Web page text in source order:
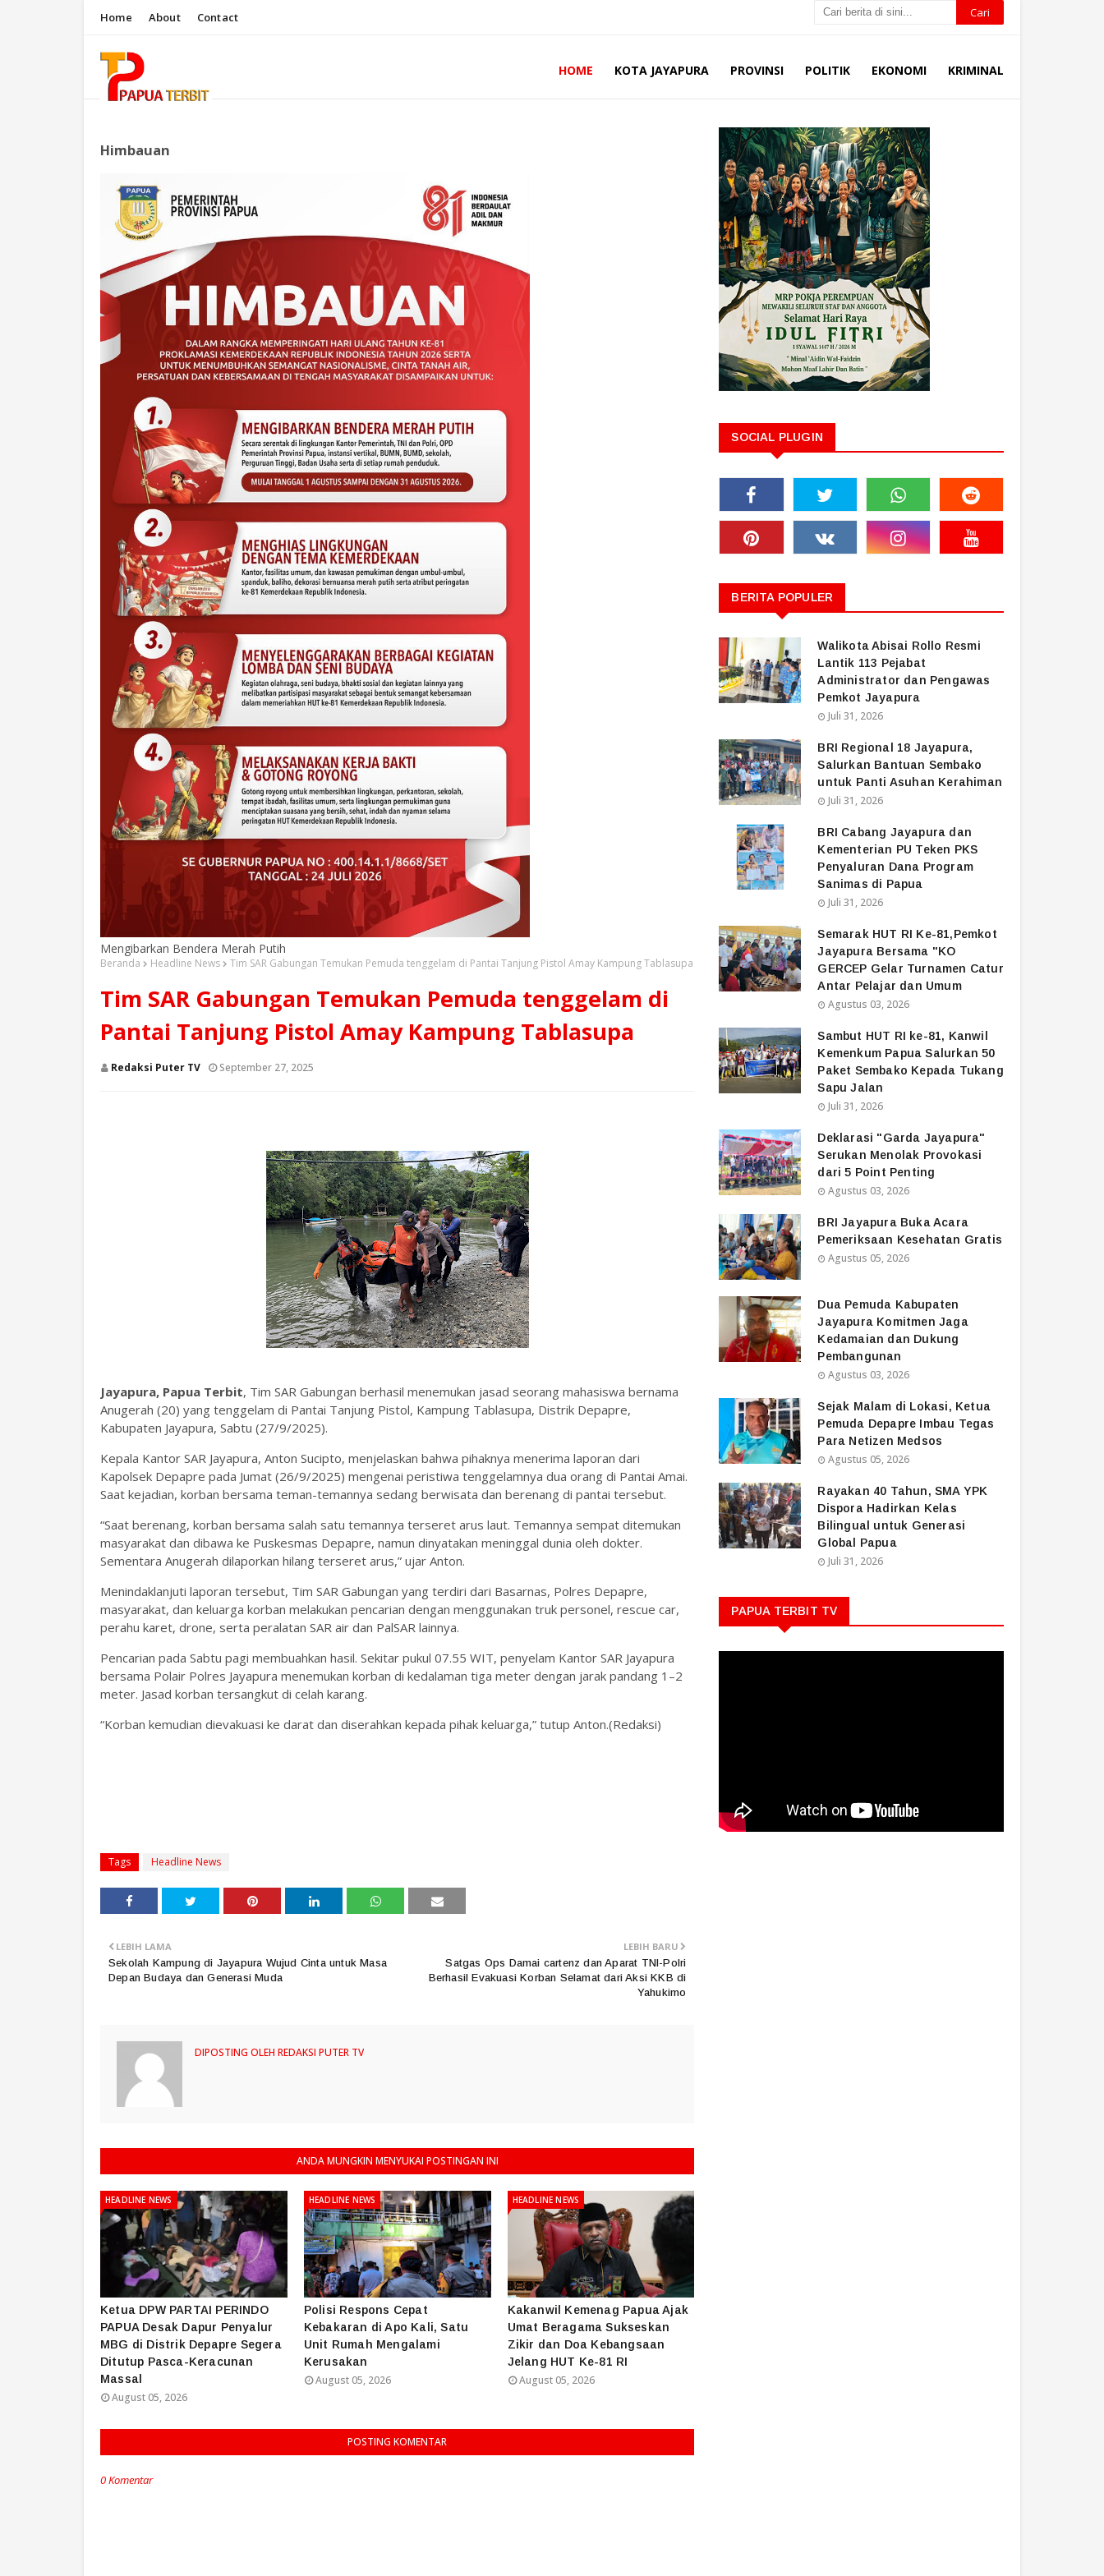
Home About Contact
HOME KOTA JAYAPURA PROVINSI POLITIK EKONOMI KRIMINAL
Himbauan
Mengibarkan Bendera Merah Putih
Beranda Headline News Tim SAR Gabungan Temukan Pemuda tenggelam di Pantai Tanjung Pistol Amay Kampung Tablasupa
Tim SAR Gabungan Temukan Pemuda tenggelam di
Pantai Tanjung Pistol Amay Kampung Tablasupa
Redaksi Puter TV September 27, 2025
Jayapura, Papua Terbit, Tim SAR Gabungan berhasil menemukan jasad seorang mahasiswa bernama
Anugerah (20) yang tenggelam di Pantai Tanjung Pistol, Kampung Tablasupa, Distrik Depapre,
Kabupaten Jayapura, Sabtu (27/9/2025).
Kepala Kantor SAR Jayapura, Anton Sucipto, menjelaskan bahwa pihaknya menerima laporan dari
Kapolsek Depapre pada Jumat (26/9/2025) mengenai peristiwa tenggelamnya dua orang di Pantai Amai.
Saat kejadian, korban bersama teman-temannya sedang berwisata dan berenang di pantai tersebut.
“Saat berenang, korban bersama salah satu temannya terseret arus laut. Temannya sempat ditemukan
masyarakat dan dibawa ke Puskesmas Depapre, namun dinyatakan meninggal dunia oleh dokter.
Sementara Anugerah dilaporkan hilang terseret arus,” ujar Anton.
Menindaklanjuti laporan tersebut, Tim SAR Gabungan yang terdiri dari Basarnas, Polres Depapre,
masyarakat, dan keluarga korban melakukan pencarian dengan menggunakan truk personel, rescue car,
perahu karet, drone, serta peralatan SAR air dan PalSAR lainnya.
Pencarian pada Sabtu pagi membuahkan hasil. Sekitar pukul 07.55 WIT, penyelam Kantor SAR Jayapura
bersama Polair Polres Jayapura menemukan korban di kedalaman tiga meter dengan jarak pandang 1–2
meter. Jasad korban tersangkut di celah karang.
“Korban kemudian dievakuasi ke darat dan diserahkan kepada pihak keluarga,” tutup Anton.(Redaksi)
Tags Headline News
LEBIH BARU
Satgas Ops Damai cartenz dan Aparat TNI-Polri
Berhasil Evakuasi Korban Selamat dari Aksi KKB di
Yahukimo
LEBIH LAMA
Sekolah Kampung di Jayapura Wujud Cinta untuk Masa
Depan Budaya dan Generasi Muda
DIPOSTING OLEH REDAKSI PUTER TV
ANDA MUNGKIN MENYUKAI POSTINGAN INI
HEADLINE NEWS
Ketua DPW PARTAI PERINDO
PAPUA Desak Dapur Penyalur
MBG di Distrik Depapre Segera
Ditutup Pasca-Keracunan
Massal
August 05, 2026
HEADLINE NEWS
Polisi Respons Cepat
Kebakaran di Apo Kali, Satu
Unit Rumah Mengalami
Kerusakan
August 05, 2026
HEADLINE NEWS
Kakanwil Kemenag Papua Ajak
Umat Beragama Sukseskan
Zikir dan Doa Kebangsaan
Jelang HUT Ke-81 RI
August 05, 2026
POSTING KOMENTAR
0 Komentar
SOCIAL PLUGIN
BERITA POPULER
Walikota Abisai Rollo Resmi
Lantik 113 Pejabat
Administrator dan Pengawas
Pemkot Jayapura
Juli 31, 2026
BRI Regional 18 Jayapura,
Salurkan Bantuan Sembako
untuk Panti Asuhan Kerahiman
Juli 31, 2026
BRI Cabang Jayapura dan
Kementerian PU Teken PKS
Penyaluran Dana Program
Sanimas di Papua
Juli 31, 2026
Semarak HUT RI Ke-81,Pemkot
Jayapura Bersama "KO
GERCEP Gelar Turnamen Catur
Antar Pelajar dan Umum
Agustus 03, 2026
Sambut HUT RI ke-81, Kanwil
Kemenkum Papua Salurkan 50
Paket Sembako Kepada Tukang
Sapu Jalan
Juli 31, 2026
Deklarasi "Garda Jayapura"
Serukan Menolak Provokasi
dari 5 Point Penting
Agustus 03, 2026
BRI Jayapura Buka Acara
Pemeriksaan Kesehatan Gratis
Agustus 05, 2026
Dua Pemuda Kabupaten
Jayapura Komitmen Jaga
Kedamaian dan Dukung
Pembangunan
Agustus 03, 2026
Sejak Malam di Lokasi, Ketua
Pemuda Depapre Imbau Tegas
Para Netizen Medsos
Agustus 05, 2026
Rayakan 40 Tahun, SMA YPK
Dispora Hadirkan Kelas
Bilingual untuk Generasi
Global Papua
Juli 31, 2026
PAPUA TERBIT TV